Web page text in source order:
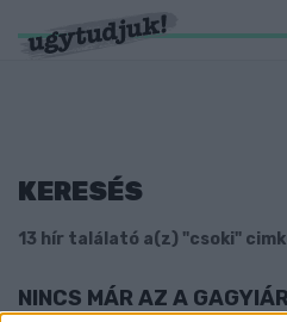
KERESÉS
13 hír találató a(z) "csoki"
NINCS MÁR AZ A